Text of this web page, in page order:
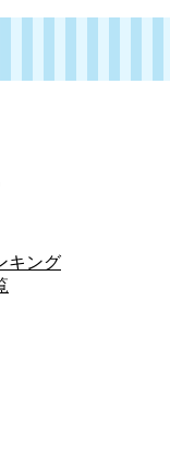
キング